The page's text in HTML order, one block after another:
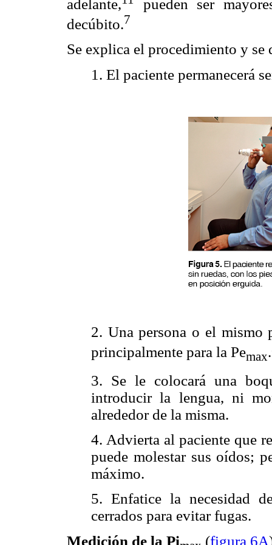
adelante,
pueden ser
decúbito.7
Se explica el procedimiento y se
1. El paciente permanecerá
2. Una persona o el mismo
principalmente para la Pemax.
3. Se le colocará una
introducir la lengua, ni
alrededor de la misma.
4. Advierta al paciente que
puede molestar sus oídos;
máximo.
5. Enfatice la necesidad
cerrados para evitar fugas.
Medición de la Pi
(figura 6A